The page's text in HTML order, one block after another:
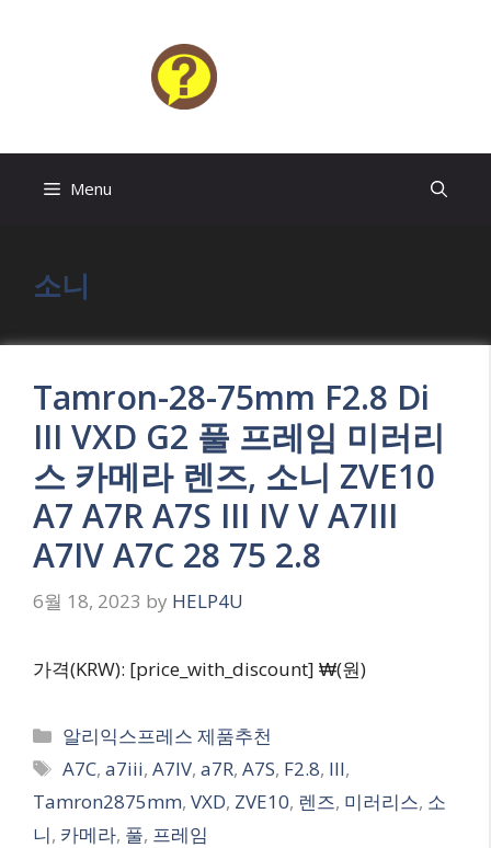
Menu
소니
Tamron-28-75mm F2.8 Di
III VXD G2 풀 프레임 미러리
스 카메라 렌즈, 소니 ZVE10
A7 A7R A7S III IV V A7III
A7IV A7C 28 75 2.8
6월 18, 2023 by HELP4U
가격(KRW): [price_with_discount] ₩(원)
Categories
알리익스프레스 제품추천
Tags
A7C,a7iii,A7IV,a7R,A7S, F2.8, III,
Tamron2875mm, VXD, ZVE10, 렌즈, 미러리스, 소
니, 카메라, 풀, 프레임